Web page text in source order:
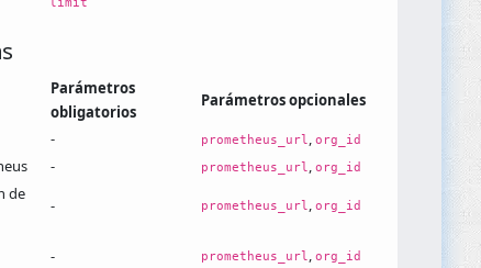
Parámetros
obligatorios
Parámetros opcionales
- prometheus_url, org_id
- prometheus_url, org_id
de
- prometheus_url, org_id
- prometheus_url, org_id